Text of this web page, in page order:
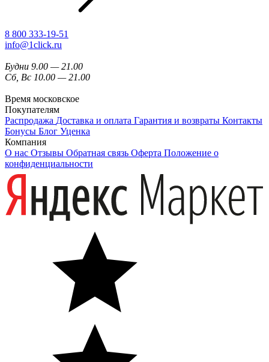
8 800 333-19-51
info@1click.ru
Будни 9.00 — 21.00
Сб, Вс 10.00 — 21.00
Время московское
Покупателям
Распродажа Доставка и оплата Гарантия и возвраты Контакты
Бонусы Блог Уценка
Компания
О нас Отзывы Обратная связь Оферта Положение о
конфиденциальности